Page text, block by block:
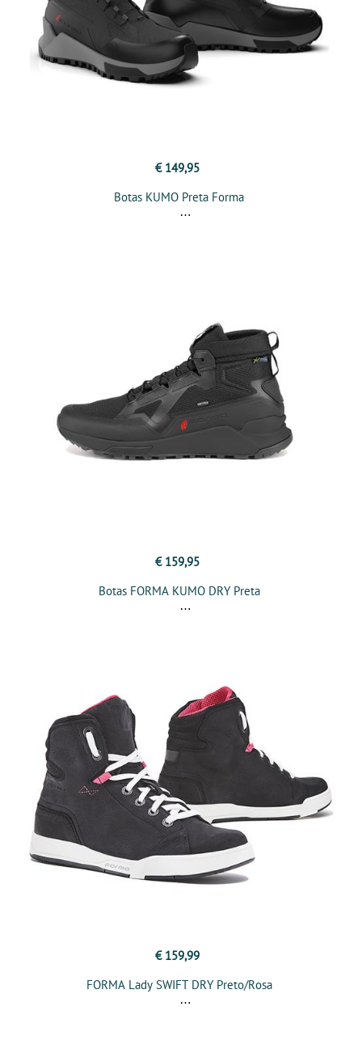
€ 149,95
Botas KUMO Preta Forma
€ 159,95
Botas FORMA KUMO DRY Preta
€ 159,99
FORMA Lady SWIFT DRY Preto/Rosa